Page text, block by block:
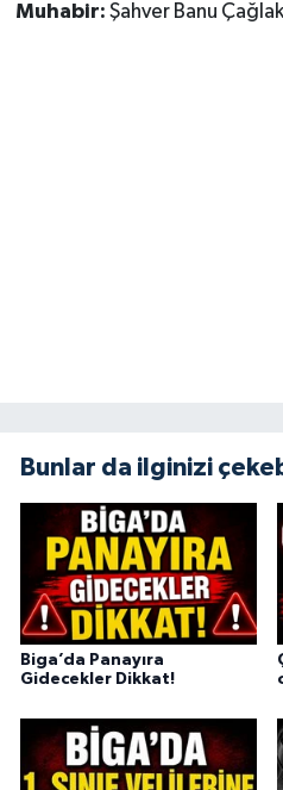
Muhabir: Şahver Banu Çağlak
Bunlar da ilginizi
Biga’da Panayıra
Gidecekler Dikkat!